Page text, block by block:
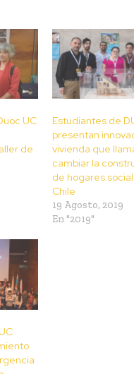
UC
de
Estudiantes de
presentan
vivienda que
cambiar la
de hogares
Chile
19 Agosto, 2019
En "2019"